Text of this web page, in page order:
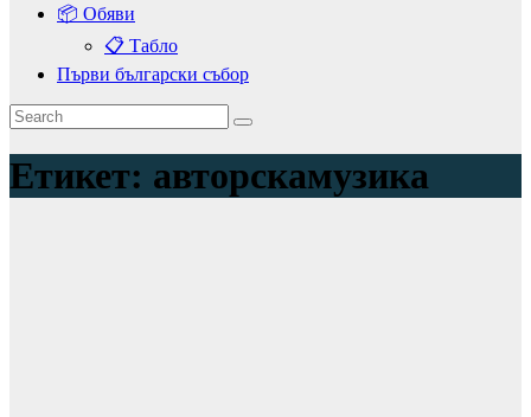
📦 Обяви
📋 Табло
Първи български събор
Етикет: авторскамузика